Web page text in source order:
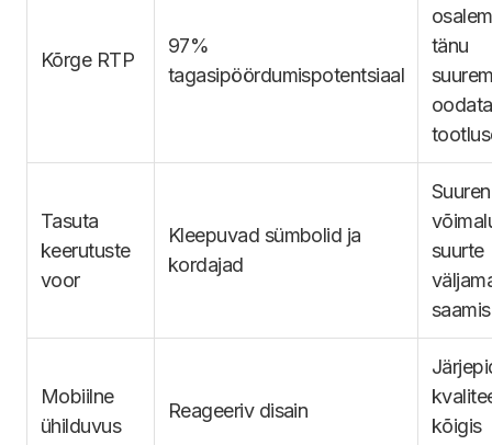
Kõrge RTP
97%
tagasipöördumispotentsiaal
tänu
Tasuta
keerutuste
voor
Kleepuvad sümbolid ja
kordajad
suurte
Mobiilne
ühilduvus
Reageeriv disain
kõigis